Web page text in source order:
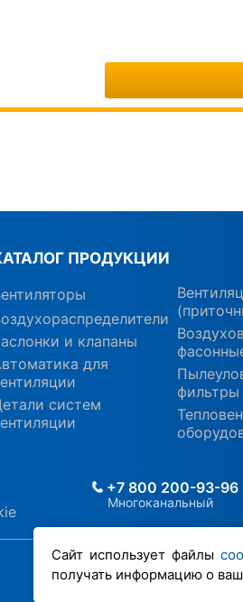
Сайт использует файлы
получать информацию о
ПРОДУКЦИИ
и клапаны
для
систем
фильтры
+7 800 200-93-96
Многоканальный